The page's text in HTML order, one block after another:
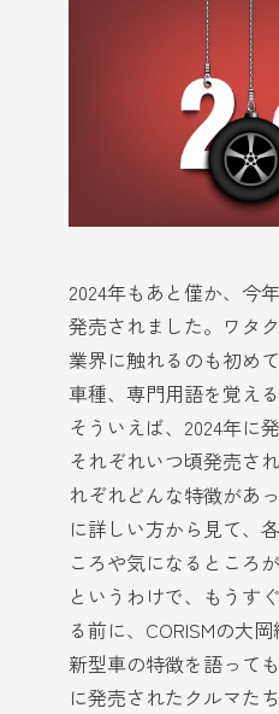
2024年もあと僅か、今
発売されました。ワタ
業界に触れるのも初め
車種、専門用語を覚え
そういえば、2024年に
それぞれいつ頃発売さ
れぞれどんな特徴があ
に詳しい方から見て、
ころや気になるところ
というわけで、もうす
る前に、CORISMの大
新型車の特徴を語って
に発売されたクルマた